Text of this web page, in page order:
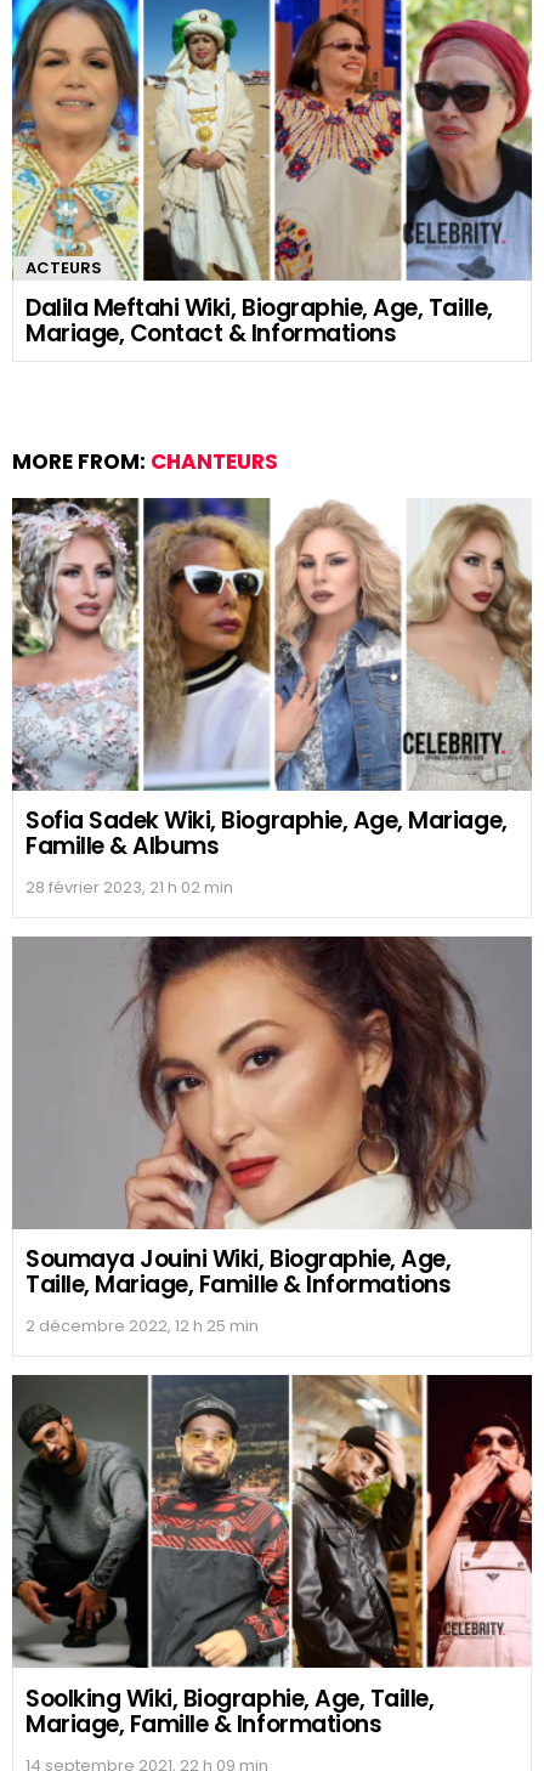
ACTEURS
Dalila Meftahi Wiki, Biographie, Age, Taille,
Mariage, Contact & Informations
MORE FROM: CHANTEURS
Sofia Sadek Wiki, Biographie, Age, Mariage,
Famille & Albums
28 février 2023, 21 h 02 min
Soumaya Jouini Wiki, Biographie, Age,
Taille, Mariage, Famille & Informations
2 décembre 2022, 12 h 25 min
Soolking Wiki, Biographie, Age, Taille,
Mariage, Famille & Informations
14 septembre 2021, 22 h 09 min